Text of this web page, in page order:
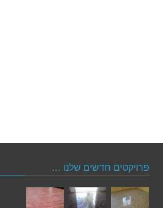
פרויקטים חדשים שלנו …